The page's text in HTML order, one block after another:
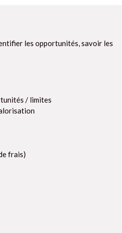
les opportunités, savoir les
/ limites
frais)